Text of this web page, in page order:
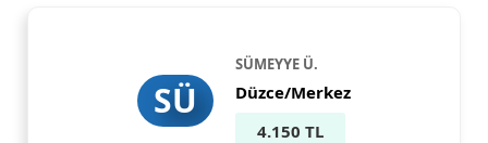
SÜ
SÜMEYYE Ü.
Düzce/Merkez
4.150 TL